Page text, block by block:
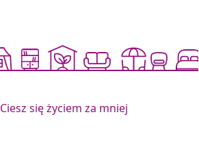
Ciesz się życiem za mniej